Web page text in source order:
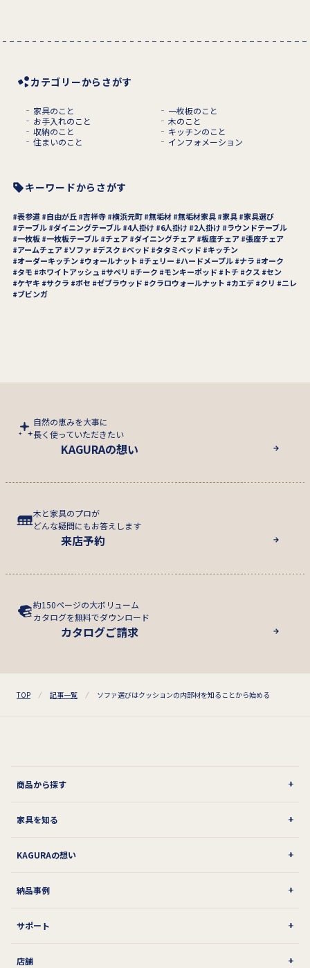
カテゴリーからさがす
家具のこと
一枚板のこと
お手入れのこと
木のこと
収納のこと
キッチンのこと
住まいのこと
インフォメーション
キーワードからさがす
表参道 自由が丘 吉祥寺 横浜元町 無垢材 無垢材家具 家具
家具選び
テーブル ダイニングテーブル 4人掛け 6人掛け 2人掛け
ラウンドテーブル
一枚板 一枚板テーブル チェア ダイニングチェア 板座チェア 張座チェア
アームチェア
ソファ デスク ベッド タタミベッド
キッチン
オーダーキッチン
ウォールナット チェリー ハードメープル ナラ
オーク
タモ
ホワイトアッシュ サペリ チーク モンキーポッド トチ クス
セン
ケヤキ
サクラ ボセ ゼブラウッド クラロウォールナット カエデ クリ
ニレ
ブビンガ
自然の恵みを大事に
長く使っていただきたい
KAGURAの想い
木と家具のプロが
どんな疑問にもお答えします
来店予約
約150ページの大ボリューム
カタログを無料でダウンロード
カタログご請求
TOP 記事一覧 ソファ選びはクッションの内部材を知ることから始める
商品から探す
家具を知る
KAGURAの想い
納品事例
サポート
店舗